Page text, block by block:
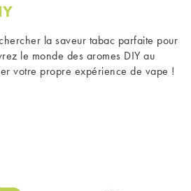
la saveur tabac parfaite pour
le monde des aromes DIY au
votre propre expérience de vape !